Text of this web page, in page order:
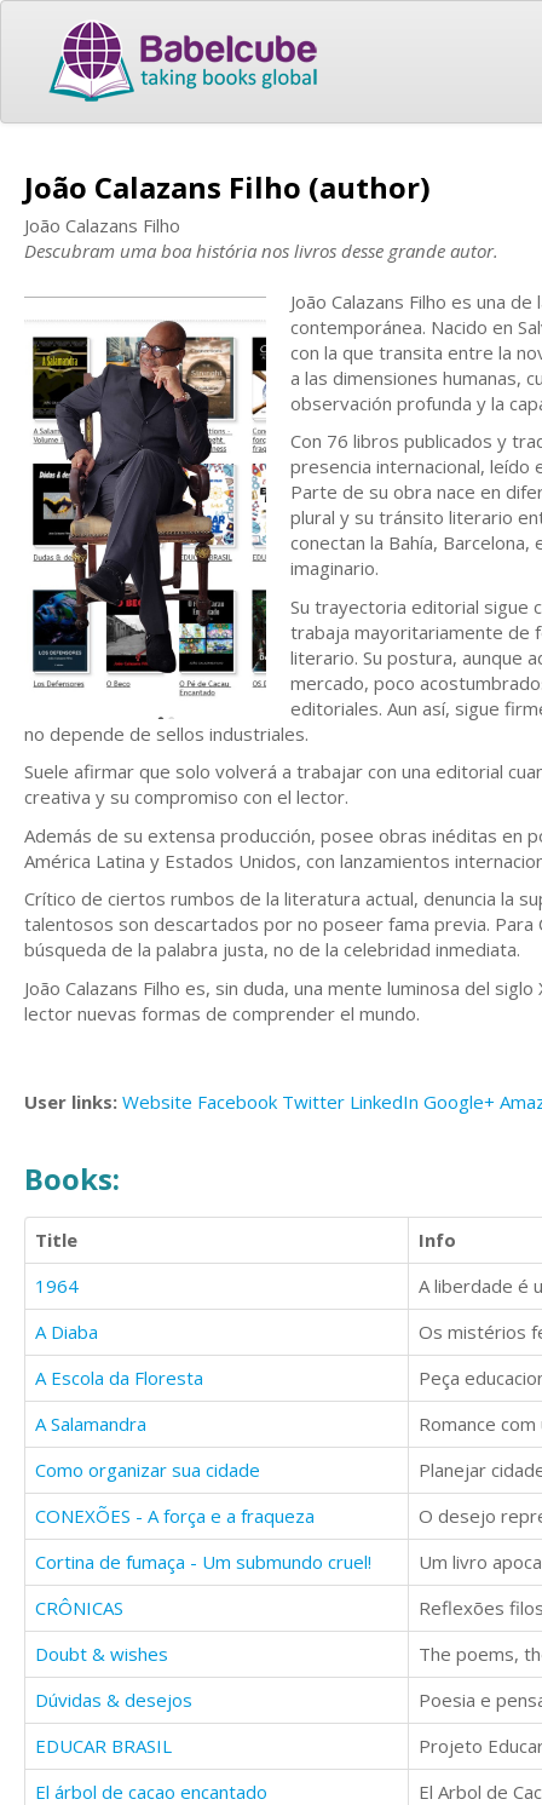
João Calazans Filho (author)
João Calazans Filho
Descubram uma boa história nos livros desse grande autor.
João Calazans Filho es una
contemporánea. Nacido en
con la que transita entre la
a las dimensiones humanas,
observación profunda y la
Con 76 libros publicados y
presencia internacional, leído
Parte de su obra nace en
plural y su tránsito literario
conectan la Bahía,
imaginario.
Su trayectoria editorial sigue
trabaja mayoritariamente de
literario. Su postura, aunque
mercado, poco
editoriales. Aun así, sigue
no depende de sellos industriales.
Suele afirmar que solo volverá a trabajar con una editorial
creativa y su compromiso con el lector.
Además de su extensa producción, posee obras inéditas en
América Latina y Estados Unidos, con lanzamientos
Crítico de ciertos rumbos de la literatura actual, denuncia la
talentosos son descartados por no poseer fama previa.
búsqueda de la palabra justa, no de la celebridad inmediata.
João Calazans Filho es, sin duda, una mente luminosa del
lector nuevas formas de comprender el mundo.
User links: Website Facebook Twitter LinkedIn Google+
Books:
Title
Info
1964
A liberdade é
A Diaba
A Escola da Floresta
Peça
A Salamandra
Como organizar sua cidade
CONEXÕES - A força e a fraqueza
O desejo
Cortina de fumaça - Um submundo cruel!
CRÔNICAS
Reflexões
Doubt & wishes
Dúvidas & desejos
EDUCAR BRASIL
El árbol de cacao encantado